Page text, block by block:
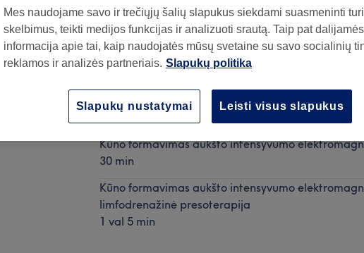
Kūno formavimas aukšto intensyvumo
Kūno formavimas aukšto intensyvumo
30 min
Kūno formavimas aukšto intensyvumo
limfodrenažinė presoterapija
1 val 5 min
Mes naudojame savo ir trečiųjų šalių slapukus siekdami suasmeninti
skelbimus, teikti medijos funkcijas ir analizuoti srautą. Taip pat dalijamės
informacija apie tai, kaip naudojatės mūsų svetaine su savo socialinių
reklamos ir analizės partneriais. Slapukų politika
Leisti visus slapukus
Slapukų nustatymai